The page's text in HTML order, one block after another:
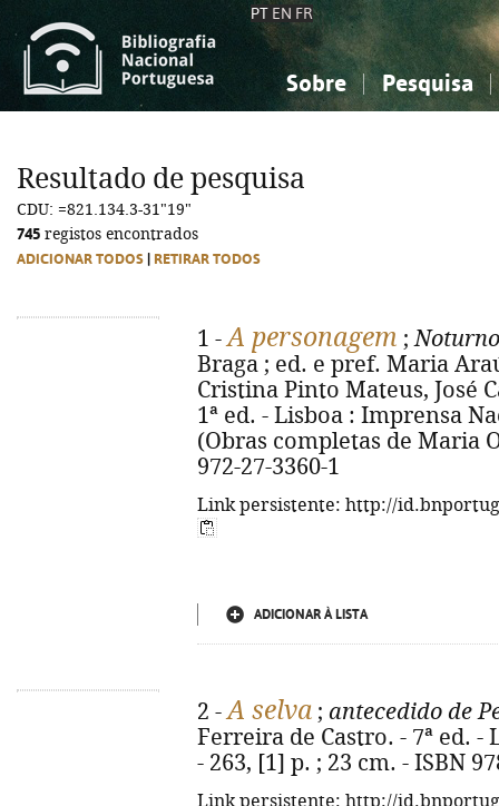
PT EN FR
Sobre Pesquisa
Ciências sociais...
Ciências sociais...
Resultado de pesquisa
CDU: =821.134.3-31"19"
745 registos encontrados
ADICIONAR TODOS RETIRAR TODOS
1 -A personagem ;
Braga ; ed. e pref. Maria
Cristina Pinto Mateus, José
1ª ed. - Lisboa : Imprensa
(Obras completas de Maria
972-27-3360-1
Link persistente: http://
ADICIONAR À LISTA
2 -A selva ; antecedido de
Ferreira de Castro. - 7ª ed. -
- 263, [1] p. ; 23 cm. - ISBN
Link persistente: http://